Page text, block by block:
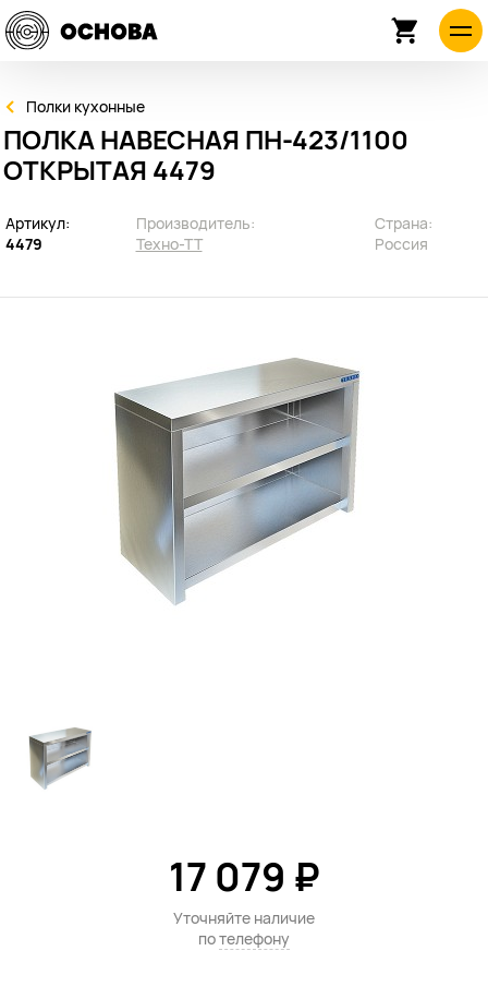
Полки кухонные
ПОЛКА НАВЕСНАЯ ПН-423/1100
ОТКРЫТАЯ 4479
Артикул:
4479
Производитель:
Техно-ТТ
Страна:
Россия
17 079 ₽
Уточняйте наличие
потелефону